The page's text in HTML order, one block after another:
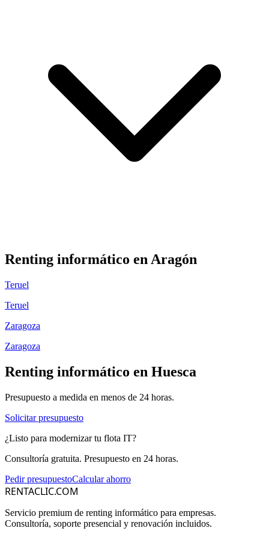
Renting informático enAragón
Teruel
Teruel
Zaragoza
Zaragoza
Renting informático en Huesca
Presupuesto a medida en menos de 24 horas.
Solicitar presupuesto
¿Listo para modernizar tu flota IT?
Consultoría gratuita. Presupuesto en 24 horas.
Pedir presupuestoCalcular ahorro
RENTACLIC.COM
Servicio premium de renting informático para empresas.
Consultoría, soporte presencial y renovación incluidos.